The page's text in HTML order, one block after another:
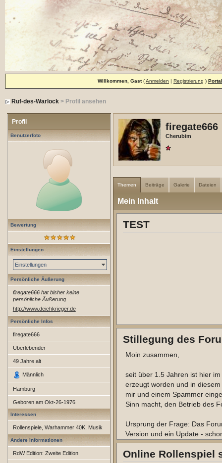
Willkommen, Gast(Anmelden | Registrierung ) Portal
Ruf-des-Warlock> Profil ansehen
Profil
Benutzerfoto
Bewertung
Einstellungen
Einstellungen
Persönliche Äußerung
firegate666 hat bisher keine
persönliche Äußerung.
http://www.deichkrieger.de
Persönliche Infos
firegate666
Überlebender
49 Jahre alt
Männlich
Hamburg
Geboren am Okt-26-1976
Interessen
Rollenspiele, Warhammer 40K, Musik
Andere Informationen
RdW Edition: Zweite Edition
firegate666
Cherubim
Themen Beiträge Galerie Dateien
Mein Inhalt
TEST
Stillegung des
Moin zusammen,
seit über 1.5 Jahren ist hier
erzeugt worden und in
mir und einem Spammer
Sinn macht, den Betrieb des
Ursprung der Frage: Das
Version und ein Update -
aktuell bei Ionos einen
ich gerne, wenn hier noch
Online Rollenspiel